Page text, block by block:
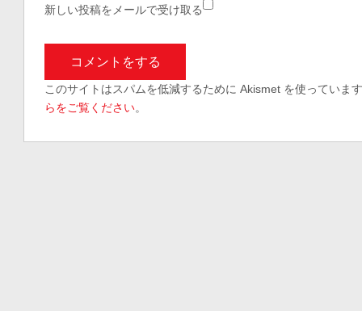
新しい投稿をメールで受け取る
このサイトはスパムを低減するために Akismet を使っています
らをご覧ください。